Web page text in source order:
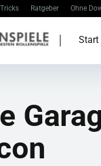
Ratgeber Ohne
Start